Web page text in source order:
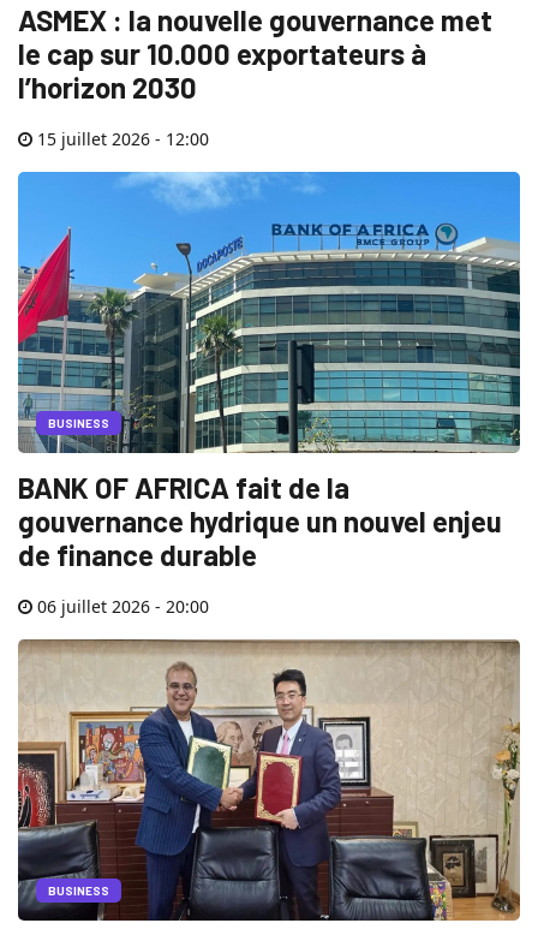
ASMEX : la nouvelle gouvernance met
le cap sur 10.000 exportateurs à
l’horizon 2030
15 juillet 2026 - 12:00
BUSINESS
BANK OF AFRICA fait de la
gouvernance hydrique un nouvel enjeu
de finance durable
06 juillet 2026 - 20:00
BUSINESS